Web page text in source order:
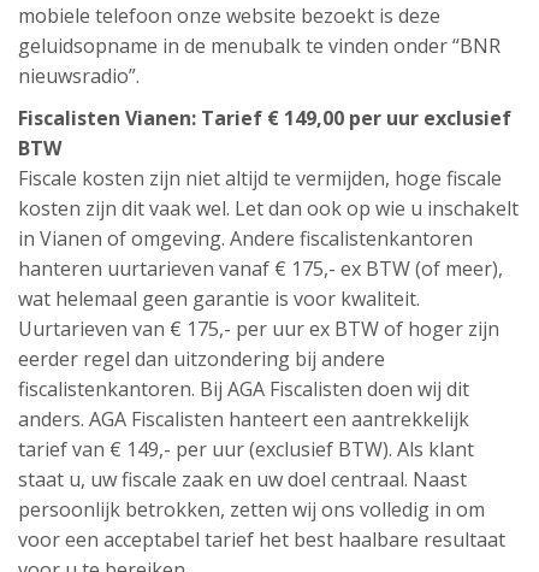
mobiele telefoon onze website bezoekt is deze
geluidsopname in de menubalk te vinden onder “BNR
nieuwsradio”.
Fiscalisten Vianen: Tarief € 149,00 per uur exclusief
BTW
Fiscale kosten zijn niet altijd te vermijden, hoge fiscale
kosten zijn dit vaak wel. Let dan ook op wie u inschakelt
in Vianen of omgeving. Andere fiscalistenkantoren
hanteren uurtarieven vanaf € 175,- ex BTW (of meer),
wat helemaal geen garantie is voor kwaliteit.
Uurtarieven van € 175,- per uur ex BTW of hoger zijn
eerder regel dan uitzondering bij andere
fiscalistenkantoren. Bij AGA Fiscalisten doen wij dit
anders. AGA Fiscalisten hanteert een aantrekkelijk
tarief van € 149,- per uur (exclusief BTW). Als klant
staat u, uw fiscale zaak en uw doel centraal. Naast
persoonlijk betrokken, zetten wij ons volledig in om
voor een acceptabel tarief het best haalbare resultaat